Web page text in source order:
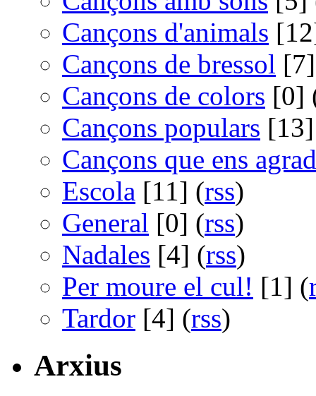
Cançons d'animals
Cançons de bressol
Cançons de colors [0]
Cançons populars
Cançons que ens
Escola [11] (rss)
General [0] (rss)
Nadales [4] (rss)
Per moure el cul! [1] (
Tardor [4] (rss)
Arxius